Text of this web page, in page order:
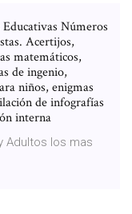
Números
Acertijos,
matemáticos,
de ingenio,
niños, enigmas
de infografías
interna
Adultos los mas